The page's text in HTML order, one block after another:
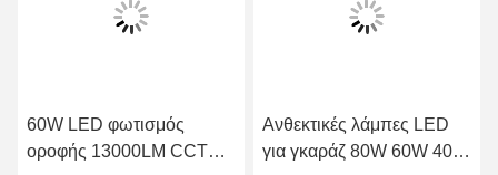
60W LED φωτισμός
οροφής 13000LM CCT
Ανθεκτικές λάμπες LED
για γκαράζ 80W 60W 40W